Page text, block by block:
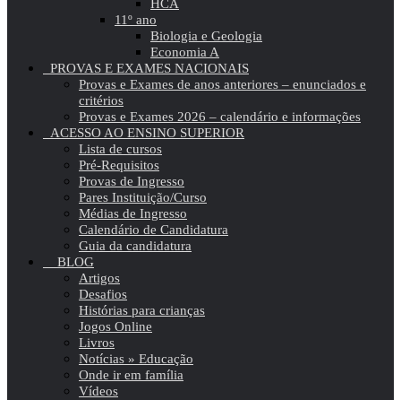
HCA
11º ano
Biologia e Geologia
Economia A
PROVAS E EXAMES NACIONAIS
Provas e Exames de anos anteriores – enunciados e
critérios
Provas e Exames 2026 – calendário e informações
ACESSO AO ENSINO SUPERIOR
Lista de cursos
Pré-Requisitos
Provas de Ingresso
Pares Instituição/Curso
Médias de Ingresso
Calendário de Candidatura
Guia da candidatura
BLOG
Artigos
Desafios
Histórias para crianças
Jogos Online
Livros
Notícias » Educação
Onde ir em família
Vídeos